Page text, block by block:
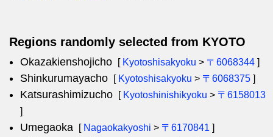
Regions randomly selected from KYOTO
Okazakienshojicho [ Kyotoshisakyoku > 〒6068344 ]
Shinkurumayacho [ Kyotoshisakyoku > 〒6068375 ]
Katsurashimizucho [ Kyotoshinishikyoku > 〒6158013
]
Umegaoka [ Nagaokakyoshi > 〒6170841 ]